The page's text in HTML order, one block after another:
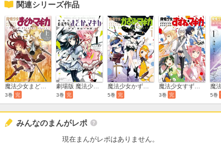
関連シリーズ作品
魔法少女まどか☆マギカ ～The different story～
3巻 完
劇場版 魔法少女まどか☆マギカ[新編]叛逆の物語
3巻 完
魔法少女かずみ☆マギカ ～The innocent malice～
5巻 完
魔法少女すずね☆マギカ
3巻 完 5巻
みんなのまんがレポ
現在まんがレポはありません。